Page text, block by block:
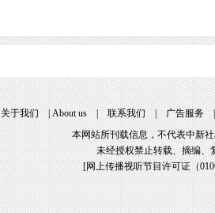
关于我们|About us|联系我们|广告服务
本网站所刊载信息，不代表中新
未经授权禁止转载、摘编、
[网上传播视听节目许可证（